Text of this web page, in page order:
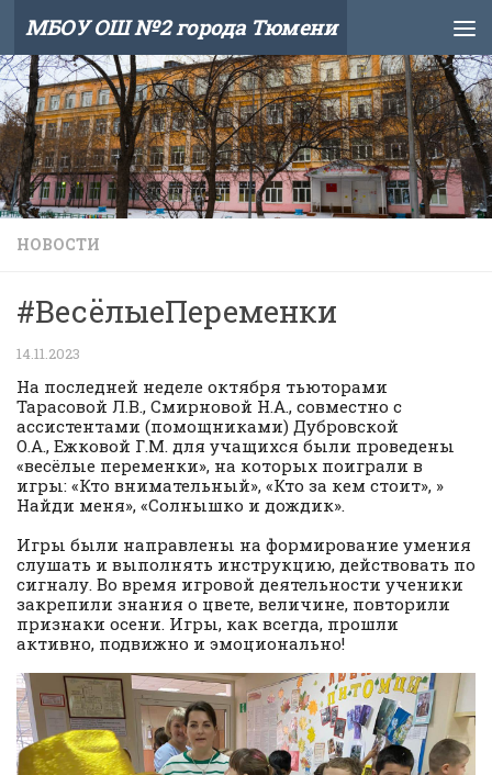
Skip to content
МБОУ ОШ №2 города Тюмени
НОВОСТИ
#ВесёлыеПеременки
14.11.2023
На последней неделе октября тьюторами
Тарасовой Л.В., Смирновой Н.А., совместно с
ассистентами (помощниками) Дубровской
О.А., Ежковой Г.М. для учащихся были проведены
«весёлые переменки», на которых поиграли в
игры: «Кто внимательный», «Кто за кем стоит», »
Найди меня», «Солнышко и дождик».
Игры были направлены на формирование умения
слушать и выполнять инструкцию, действовать по
сигналу. Во время игровой деятельности ученики
закрепили знания о цвете, величине, повторили
признаки осени. Игры, как всегда, прошли
активно, подвижно и эмоционально!